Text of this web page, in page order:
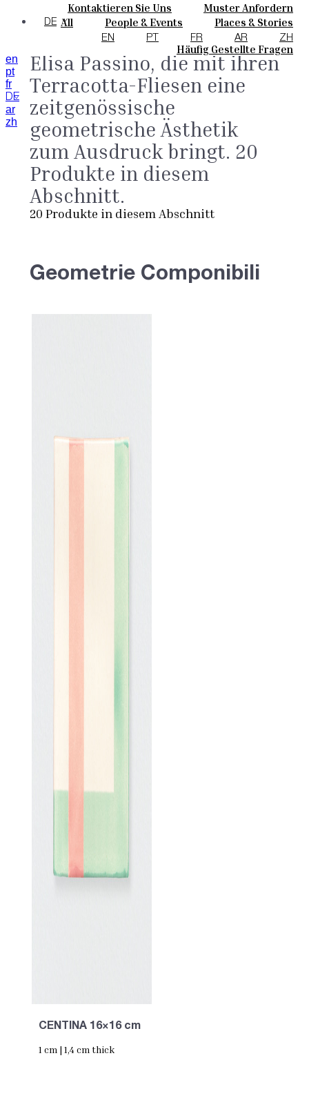
Portugiesisches Vermächtnis
Kontaktieren Sie Uns
Muster Anfordern
Kaufmöglichkeiten
Kataloge U Technische Spezifikationen
Häufig Gestellte Fragen
Journal
All People & Events
Places & Stories
Materials & Sustainability
Inspiration & Culture
DE
EN PT FR AR ZH
en
pt
fr
DE
ar
zh
Collection.Eine
Siebdruck-Kollektion von
Elisa Passino, die mit ihren
Terracotta-Fliesen eine
zeitgenössische
geometrische Ästhetik
zum Ausdruck bringt. 20
Produkte in diesem
Abschnitt.
20 Produkte in diesem Abschnitt
Geometrie Componibili
CENTINA 16×16 cm
1 cm | 1,4 cm thick